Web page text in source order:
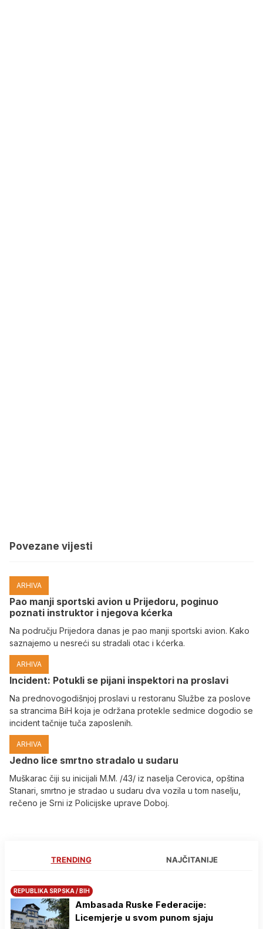
Povezane vijesti
ARHIVA
Pao manji sportski avion u Prijedoru, poginuo
poznati instruktor i njegova kćerka
Na području Prijedora danas je pao manji sportski avion. Kako
saznajemo u nesreći su stradali otac i kćerka.
ARHIVA
Incident: Potukli se pijani inspektori na proslavi
Na prednovogodišnjoj proslavi u restoranu Službe za poslove
sa strancima BiH koja je održana protekle sedmice dogodio se
incident tačnije tuča zaposlenih.
ARHIVA
Јedno lice smrtno stradalo u sudaru
Muškarac čiji su inicijali M.M. /43/ iz naselja Cerovica, opština
Stanari, smrtno je stradao u sudaru dva vozila u tom naselju,
rečeno je Srni iz Policijske uprave Doboj.
TRENDING NAJČITANIJE
REPUBLIKA SRPSKA / BIH
Ambasada Ruske Federacije:
Licemjerje u svom punom sjaju